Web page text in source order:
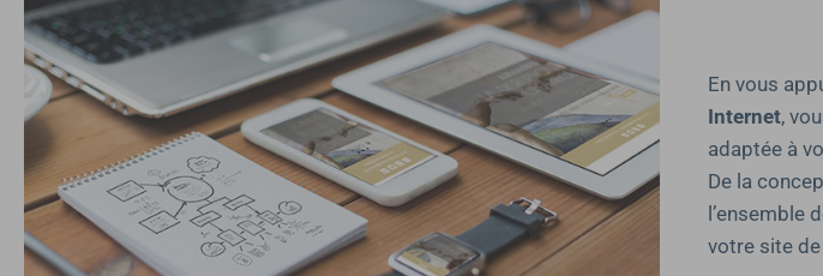
En vous
Internet,
adaptée à
De la
l’ensemble
votre site